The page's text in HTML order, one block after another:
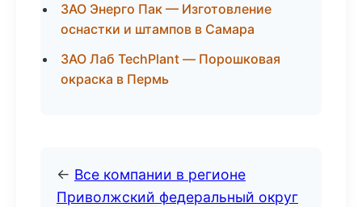
ЗАО Энерго Пак — Изготовление
оснастки и штампов в Самара
ЗАО Лаб TechPlant — Порошковая
окраска в Пермь
← Все компании в регионе
Приволжский федеральный округ